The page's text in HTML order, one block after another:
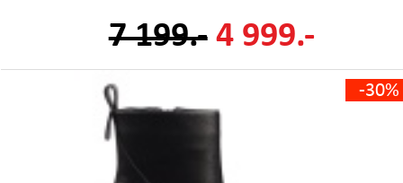
7 199.- 4 999.-
-30%